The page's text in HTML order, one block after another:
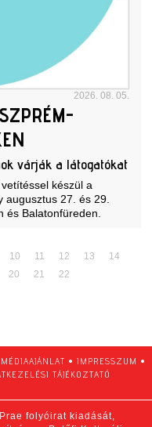
2026. 08. 05.
várják a látogatókat
készül a
augusztus 27. és 29.
és Balatonfüreden.
10 11 12 13
14
20 21 22
MÉDIAAJÁNLAT • IMPRESSZUM •
TÁJÉKOZTATÓ
folyóirat kiadását,